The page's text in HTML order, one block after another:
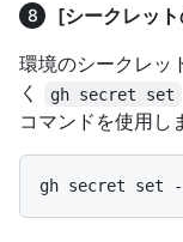
[シークレッ
環境のシークレッ
く
gh secret set
コマンドを使用し